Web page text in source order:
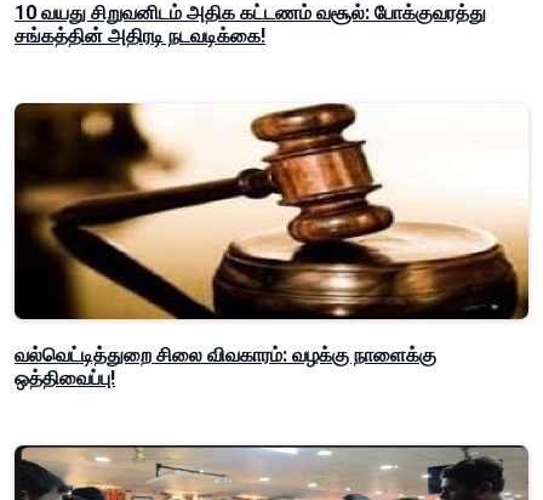
10 வயது சிறுவனிடம் அதிக கட்டணம் வசூல்: போக்குவரத்து
சங்கத்தின் அதிரடி நடவடிக்கை!
வல்வெட்டித்துறை சிலை விவகாரம்: வழக்கு நாளைக்கு
ஒத்திவைப்பு!